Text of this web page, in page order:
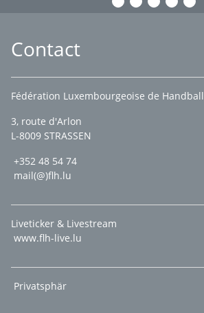
Contact
Fédération Luxembourgeoise de Handball
3, route d'Arlon
L-8009 STRASSEN
+352 48 54 74
mail(@)flh.lu
Liveticker & Livestream
www.flh-live.lu
Privatsphär